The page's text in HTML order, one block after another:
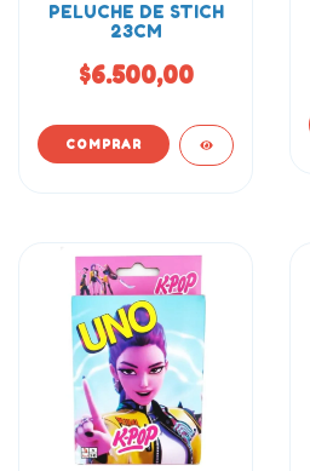
PELUCHE DE STICH
23CM
$6.500,00